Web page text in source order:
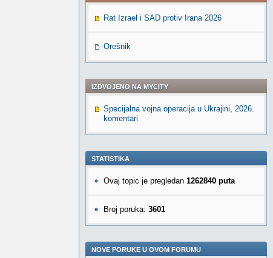
Rat Izrael i SAD protiv Irana 2026
Orešnik
IZDVOJENO NA MYCITY
Specijalna vojna operacija u Ukrajini, 2026.
komentari
STATISTIKA
Ovaj topic je pregledan 1262840 puta
Broj poruka: 3601
NOVE PORUKE U OVOM FORUMU